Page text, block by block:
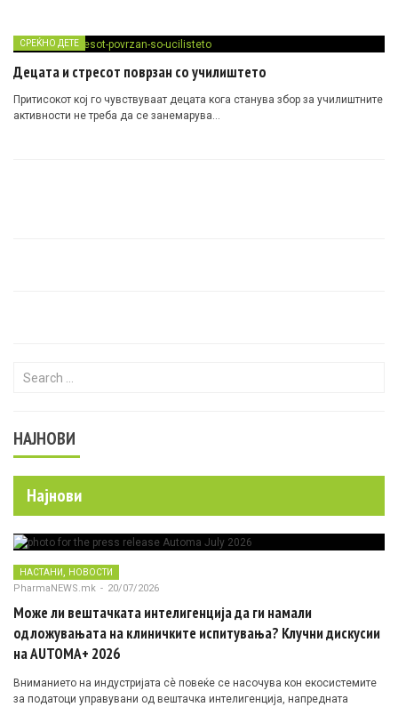
индустријата ќе споделат најнови стратегии за интеграција на AI во
целиот синџир на вредност – од пакување до клинички испитувања.
СРЕЌНО ДЕТЕ
Децата и стресот поврзан со училиштето
Притисокот кој го чувствуваат децата кога станува збор за училиштните
активности не треба да се занемарува…
Search for:
НАЈНОВИ
Најнови
НАСТАНИ, НОВОСТИ
PharmaNEWS.mk - 20/07/2026
Може ли вештачката интелигенција да ги намали
одложувањата на клиничките испитувања? Клучни дискусии
на AUTOMA+ 2026
Вниманието на индустријата сè повеќе се насочува кон екосистемите
за податоци управувани од вештачка интелигенција, напредната